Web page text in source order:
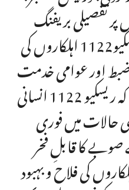
تفصیلی بریفنگ
دی۔صوبائی وزیر نے ریسکیو1122 اہلکاروں کی
ضبط اور عوامی خدمت
کے جذبے کو سراہا اور کہا کہ ریسکیو 1122 انسانی
حالات میں فوری
کا قابلِ فخر
کی فلاح و بہبود